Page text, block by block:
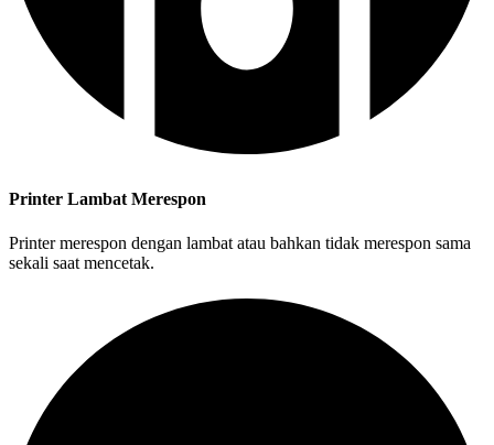
Printer Lambat Merespon
Printer merespon dengan lambat atau bahkan tidak merespon sama
sekali saat mencetak.